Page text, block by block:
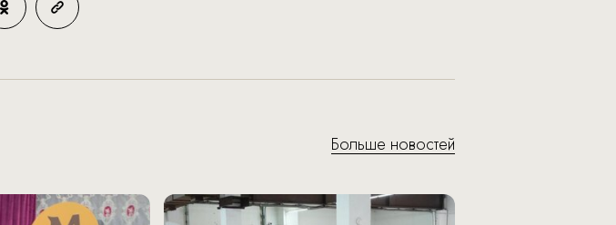
Больше новостей